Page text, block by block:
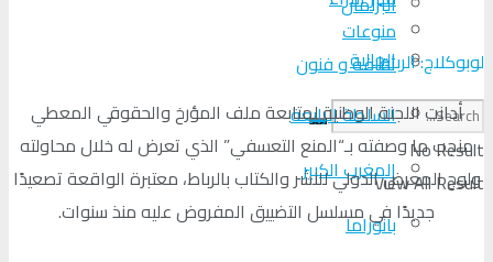
منوعات
ثقافة و فنون
No Result
View All Result
الجالية
السلطة الرابعة
المغرب الكبير
بانوراما
لوبوكلاج: الرباط
أدانت اللجنة الوطنية لمتابعة ملف المؤرخ والحقوقي المعطي
منجب ما وصفته بـ“المنع التعسفي” الذي تعرض له خلال محاولته
ولوج المعرض الدولي للنشر والكتاب بالرباط، معتبرة الواقعة تصعيدًا
جديدًا في مسلسل التضييق المفروض عليه منذ سنوات.